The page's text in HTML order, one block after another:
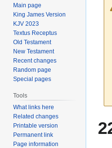
to
to
Main page
King James Version
KJV 2023
Textus Receptus
Old Testament
New Testament
Recent changes
Random page
Special pages
Tools
What links here
Related changes
Printable version
Permanent link
Page information